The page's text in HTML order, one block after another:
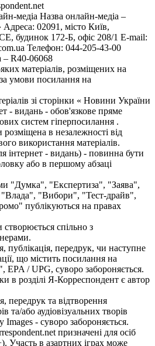
медіа Назва онлайн-медіа –
02091, місто Київ,
172-Б, офіс 208/1 E-mail:
Телефон: 044-205-43-00
– R40-06068
матеріалів, розміщених на
за умови посилання на
зі сторінки « Новини України
- видань - обов'язкове пряме
систем гіперпосилання .
в незалежності від
використання матеріалів.
інтернет - видань) - повинна бути
або в першому абзаці
"Думка", "Експертиза", "Заява",
"Вибори", "Тест-драйв",
публікуються на правах
спільно з
публікація, передрук, чи наступне
що містить посилання на
EPA / UPG, суворо забороняється.
в розділі Я-Корреспондент є автор
передрук та відтворення
та/або аудіовізуальних творів
Images - суворо забороняється.
призначені для осіб
Участь в азартних іграх може